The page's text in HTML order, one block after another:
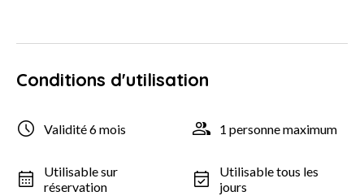
Conditions d'utilisation
Validité 6 mois 1 personne maximum
Utilisable sur
réservation
Utilisable tous les
jours